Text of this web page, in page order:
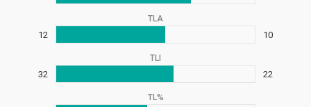
TLA
12 10
TLI
32 22
TL%